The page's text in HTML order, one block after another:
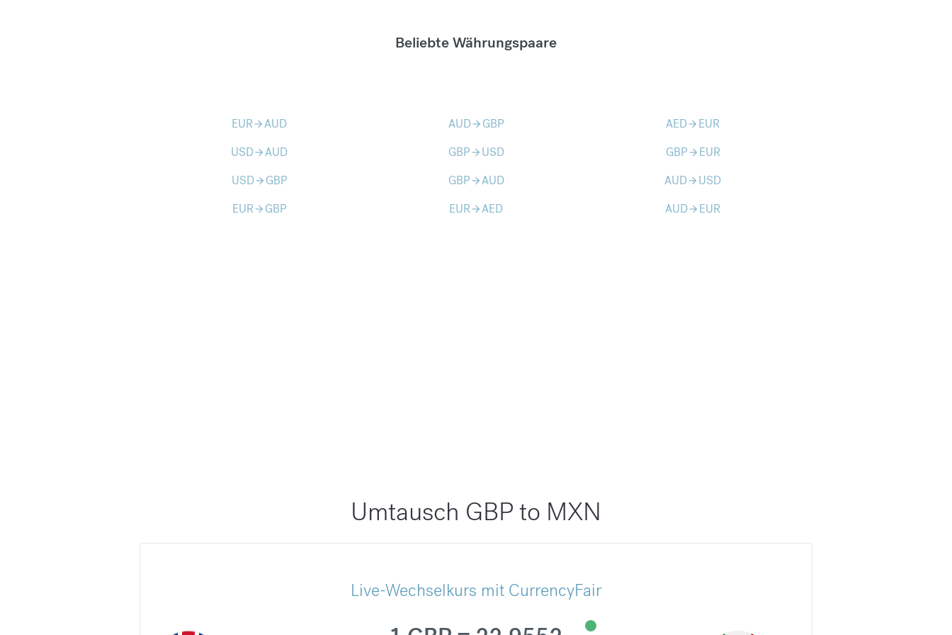
Beliebte Währungspaare
EURarrow_forwardAUD AUDarrow_forward GBP AEDarrow_forward EUR
USDarrow_forwardAUD GBParrow_forward USD GBParrow_forward EUR
USDarrow_forward GBP GBParrow_forwardAUD AUDarrow_forward USD
EURarrow_forward GBP EURarrow_forwardAED AUDarrow_forward EUR
Umtausch GBP to MXN
Live-Wechselkurs mit CurrencyFair